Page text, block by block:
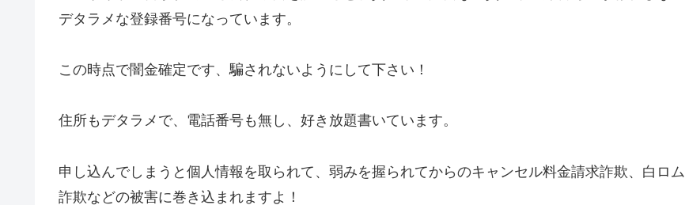
デタラメな登録番号になっています。
この時点で闇金確定です、騙されないようにして下さい！
住所もデタラメで、電話番号も無し、好き放題書いています。
申し込んでしまうと個人情報を取られて、弱みを握られてからのキャンセル料金請求詐欺、白ロム
詐欺などの被害に巻き込まれますよ！